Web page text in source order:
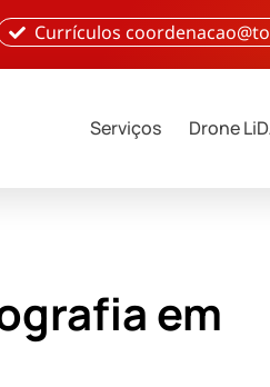
Currículos
Serviços Drone
em